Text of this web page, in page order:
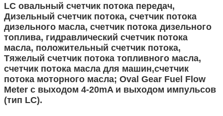
LC овальный счетчик потока передач,
Дизельный счетчик потока, счетчик потока
дизельного масла, счетчик потока дизельного
топлива, гидравлический счетчик потока
масла, положительный счетчик потока,
Тяжелый счетчик потока топливного масла,
счетчик потока масла для машин,счетчик
потока моторного масла; Oval Gear Fuel Flow
Meter с выходом 4-20mA и выходом импульсов
(тип LC).